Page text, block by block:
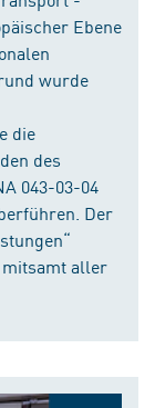
Ebene
wurde
die
des
043-03-04
Der
aller